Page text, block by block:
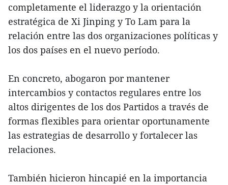
completamente el liderazgo y la orientación
estratégica de Xi Jinping y To Lam para la
relación entre las dos organizaciones políticas y
los dos países en el nuevo período.
En concreto, abogaron por mantener
intercambios y contactos regulares entre los
altos dirigentes de los dos Partidos a través de
formas flexibles para orientar oportunamente
las estrategias de desarrollo y fortalecer las
relaciones.
También hicieron hincapié en la importancia